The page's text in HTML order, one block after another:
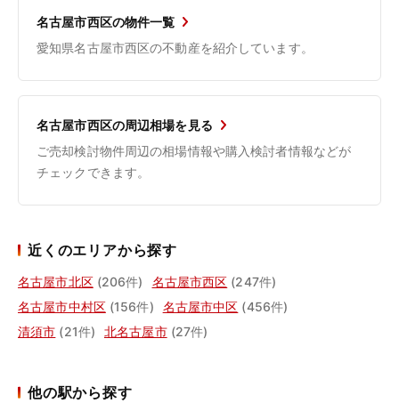
名古屋市西区の物件一覧
愛知県名古屋市西区の不動産を紹介しています。
名古屋市西区の周辺相場を見る
ご売却検討物件周辺の相場情報や購入検討者情報などが
チェックできます。
近くのエリアから探す
名古屋市北区 (206件) 名古屋市西区 (247件)
名古屋市中村区 (156件) 名古屋市中区 (456件)
清須市 (21件) 北名古屋市 (27件)
他の駅から探す